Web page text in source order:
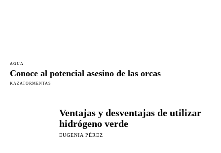
AGUA
Conoce al potencial asesino de las orcas
KAZATORMENTAS
Ventajas y desventajas de utilizar
hidrógeno verde
EUGENIA PÉREZ